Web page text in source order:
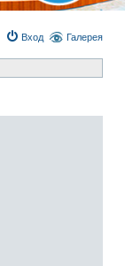
Галерея
Вход